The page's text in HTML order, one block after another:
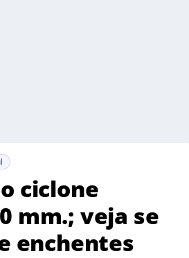
ciclone
mm.; veja se
enchentes